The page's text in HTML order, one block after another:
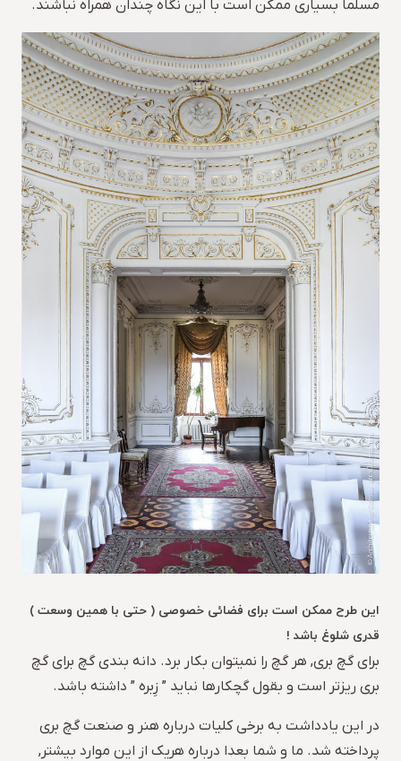
مسلما بسیاری ممکن است با این نگاه چندان همراه نباشند.
این طرح ممکن است برای فضائی خصوصی ( حتی با همین وسعت )
قدری شلوغ باشد !
برای گچ بری, هر گچ را نمیتوان بکار برد. دانه بندی گچ برای گچ
بری ریزتر است و بقول گچکارها نباید ” زِبره ” داشته باشد.
در این یادداشت به برخی کلیات درباره هنر و صنعت گچ بری
پرداخته شد. ما و شما بعدا درباره هریک از این موارد بیشتر,